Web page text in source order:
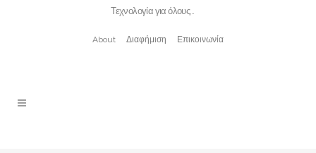
Τεχνολογία για όλους…
About Διαφήμιση Επικοινωνία